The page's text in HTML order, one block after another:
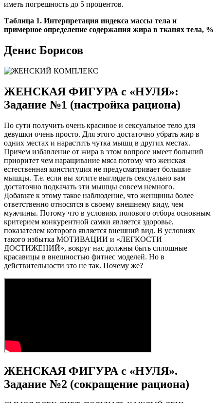
иметь погрешность до 5 процентов.
Таблица 1. Интерпретация индекса массы тела и
примерное определение содержания жира в тканях тела, %
Денис Борисов
ЖЕНСКАЯ ФИГУРА с «НУЛЯ»:
Задание №1 (настройка рациона)
По сути получить очень красивое и сексуальное тело для
девушки очень просто. Для этого достаточно убрать жир в
одних местах и нарастить чутка мышц в других местах.
Причем избавление от жира в этом вопросе имеет больший
приоритет чем наращивание мяса потому что женская
естественная конституция не предусматривает большие
мышцы. Т.е. если вы хотите выглядеть сексуально вам
достаточно подкачать эти мышцы совсем немного.
Добавьте к этому такое наблюдение, что женщины более
ответственно относятся в своему внешнему виду, чем
мужчины. Потому что в условиях полового отбора основным
критерием конкурентной самки является здоровье,
показателем которого является внешний вид. В условиях
такого избытка МОТИВАЦИИ и «ЛЕГКОСТИ
ДОСТИЖЕНИЙ», вокруг нас должны быть сплошные
красавицы в внешностью фитнес моделей. Но в
действительности это не так. Почему же?
ЖЕНСКАЯ ФИГУРА с «НУЛЯ».
Задание №2 (сокращение рациона)